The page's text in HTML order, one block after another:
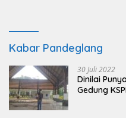
Kabar Pandeglang
30 Juli 2022
Dinilai
Gedung